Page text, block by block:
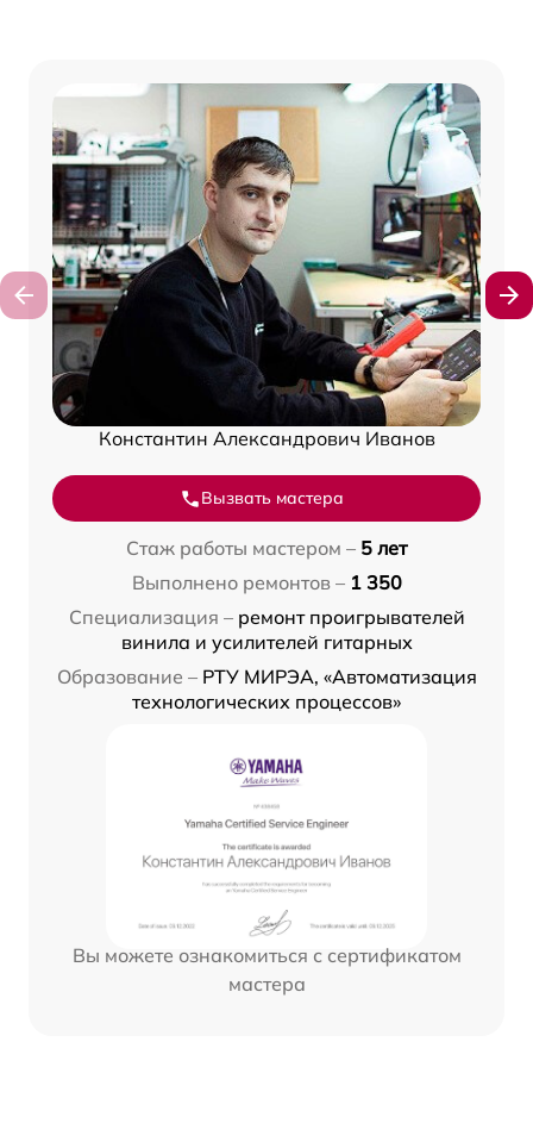
Константин Александрович Иванов
Вызвать мастера
Стаж работы мастером – 5 лет
Выполнено ремонтов – 1 350
Специализация – ремонт проигрывателей
винила и усилителей гитарных
Образование – РТУ МИРЭА, «Автоматизация
технологических процессов»
Вы можете ознакомиться с сертификатом
мастера